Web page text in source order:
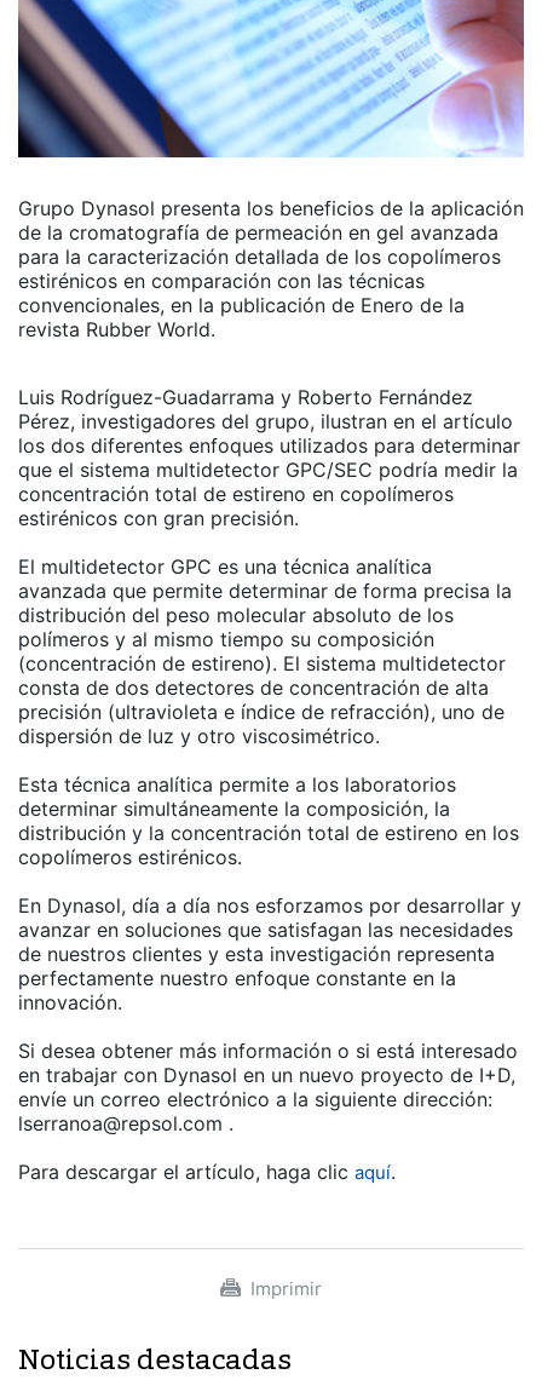
Grupo Dynasol presenta los beneficios de la aplicación
de la cromatografía de permeación en gel avanzada
para la caracterización detallada de los copolímeros
estirénicos en comparación con las técnicas
convencionales, en la publicación de Enero de la
revista Rubber World.
Luis Rodríguez-Guadarrama y Roberto Fernández
Pérez, investigadores del grupo, ilustran en el artículo
los dos diferentes enfoques utilizados para determinar
que el sistema multidetector GPC/SEC podría medir la
concentración total de estireno en copolímeros
estirénicos con gran precisión.
El multidetector GPC es una técnica analítica
avanzada que permite determinar de forma precisa la
distribución del peso molecular absoluto de los
polímeros y al mismo tiempo su composición
(concentración de estireno). El sistema multidetector
consta de dos detectores de concentración de alta
precisión (ultravioleta e índice de refracción), uno de
dispersión de luz y otro viscosimétrico.
Esta técnica analítica permite a los laboratorios
determinar simultáneamente la composición, la
distribución y la concentración total de estireno en los
copolímeros estirénicos.
En Dynasol, día a día nos esforzamos por desarrollar y
avanzar en soluciones que satisfagan las necesidades
de nuestros clientes y esta investigación representa
perfectamente nuestro enfoque constante en la
innovación.
Si desea obtener más información o si está interesado
en trabajar con Dynasol en un nuevo proyecto de I+D,
envíe un correo electrónico a la siguiente dirección:
lserranoa@repsol.com .
Para descargar el artículo, haga clic aquí.
Imprimir
Noticias destacadas